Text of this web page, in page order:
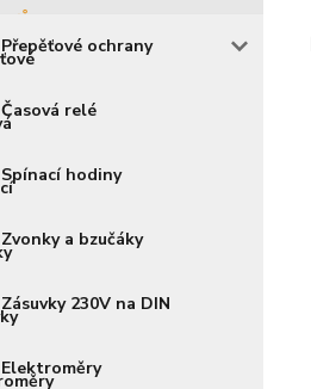
Přepěťové ochrany
Časová relé
Spínací hodiny
Zvonky a bzučáky
Zásuvky 230V na DIN
Elektroměry